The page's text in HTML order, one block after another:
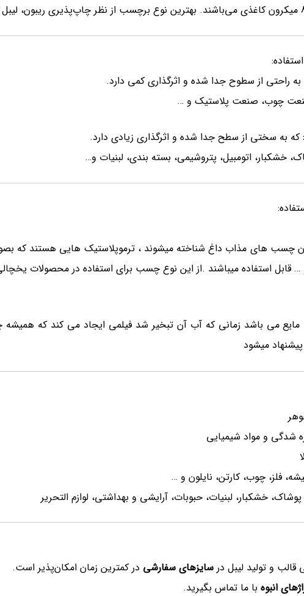
به راحتی از سطوح جدا شده و اثرگذاری کمی دارد.
صنعت چوب، صنعت پلاستیک و …
که به سختی از سطح جدا شده و اثرگذاری زیادی دارد.
اتومبیل، پتروشیمی، بسته بندی، لبنیات و…
های مذاب داغ شناخته میشوند ، ترموپلاستیک هایی هستند که
قابل استفاده میباشند .از این نوع چسب برای استفاده در محصولات
مایع می باشد زمانی که آب آن تبخیر شد فیلمی ایجاد می کند که
میشود
شدگی و مواد شیمیایی
فلز، چوب، کارتن، نایلون و …
خشکبار، لبنیات، حبوبات، آرایشی و بهداشتی، لوازم التحریر
و تولید لیبل در سایزهای سفارشی در کمترین زمان امکان‌پذیر است.
انبوه با ما تماس بگیرید.